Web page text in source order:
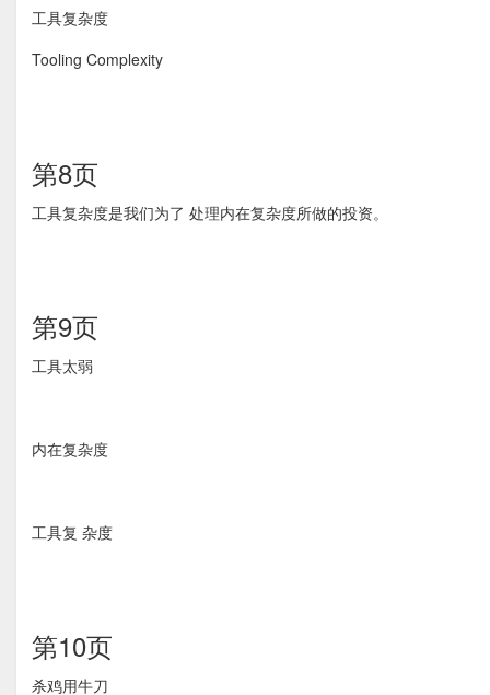
工具复杂度
Tooling Complexity
第8页
工具复杂度是我们为了 处理内在复杂度所做的投资。
第9页
工具太弱
内在复杂度
工具复 杂度
第10页
杀鸡用牛刀